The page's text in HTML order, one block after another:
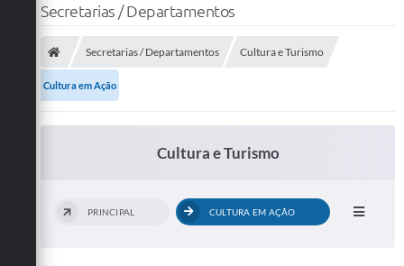
A Prefeitura
Secretarias
Telefones
Licitações
Concursos e Processos Seletivos
Secretarias / Departamentos
Secretarias / Departamentos Cultura e Turismo
Cultura em Ação
Cultura e Turismo
PRINCIPAL CULTURA EM AÇÃO